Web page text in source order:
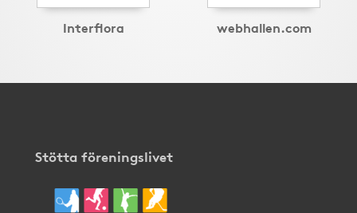
Interflora webhallen.com
Stötta föreningslivet